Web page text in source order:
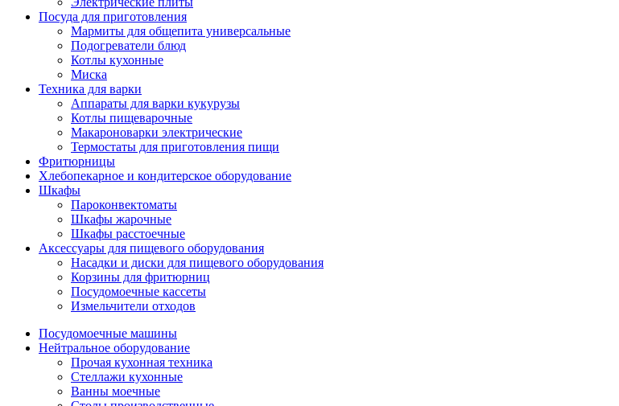
Посуда для приготовления
Мармиты для общепита универсальные
Подогреватели блюд
Котлы кухонные
Миска
Техника для варки
Аппараты для варки кукурузы
Котлы пищеварочные
Макароноварки электрические
Термостаты для приготовления пищи
Фритюрницы
Хлебопекарное и кондитерское оборудование
Шкафы
Пароконвектоматы
Шкафы жарочные
Шкафы расстоечные
Аксессуары для пищевого оборудования
Насадки и диски для пищевого оборудования
Корзины для фритюрниц
Посудомоечные кассеты
Измельчители отходов
Посудомоечные машины
Нейтральное оборудование
Прочая кухонная техника
Стеллажи кухонные
Ванны моечные